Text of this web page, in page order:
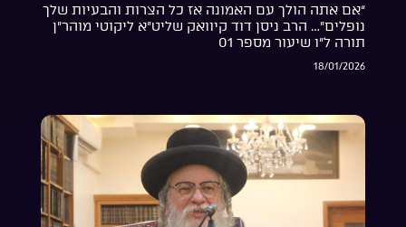
“אם אתה הולך עם האמונה אז כל הצרות והבעיות שלך
נופלים”… הרב ניסן דוד קיוואק שליט”א ליקוטי מוהר”ן
תורה ל”ו שיעור מספר 01
18/01/2026